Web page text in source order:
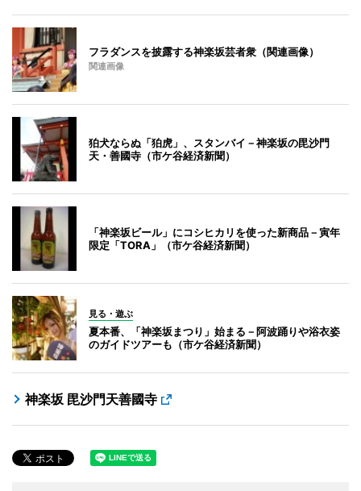
フラダンスを披露する神楽坂芸者衆（関連画像）
関連画像
狛犬ならぬ「狛虎」、スタンバイ－神楽坂の毘沙門
天・善國寺（市ケ谷経済新聞）
「神楽坂ビール」にコシヒカリを使った新商品－寅年
限定「TORA」（市ケ谷経済新聞）
見る・遊ぶ
夏本番、「神楽坂まつり」始まる－阿波踊りや浴衣姿
のガイドツアーも（市ケ谷経済新聞）
神楽坂 毘沙門天善國寺